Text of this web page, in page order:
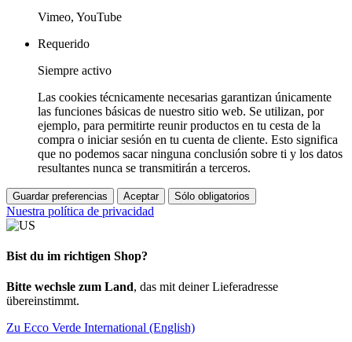
Vimeo, YouTube
Requerido
Siempre activo
Las cookies técnicamente necesarias garantizan únicamente
las funciones básicas de nuestro sitio web. Se utilizan, por
ejemplo, para permitirte reunir productos en tu cesta de la
compra o iniciar sesión en tu cuenta de cliente. Esto significa
que no podemos sacar ninguna conclusión sobre ti y los datos
resultantes nunca se transmitirán a terceros.
Guardar preferencias Aceptar Sólo obligatorios
Nuestra política de privacidad
Bist du im richtigen Shop?
Bitte wechsle zum Land, das mit deiner Lieferadresse
übereinstimmt.
Zu Ecco Verde International (English)